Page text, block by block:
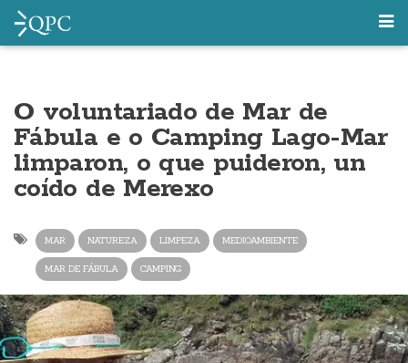
O voluntariado de Mar de
Fábula e o Camping Lago-Mar
limparon, o que puideron, un
coído de Merexo
MAR NATUREZA LIMPEZA MEDIOAMBIENTE
MAR DE FÁBULA CAMPING